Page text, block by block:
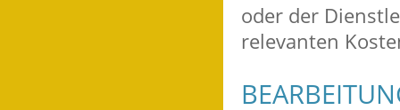
oder der
relevanten